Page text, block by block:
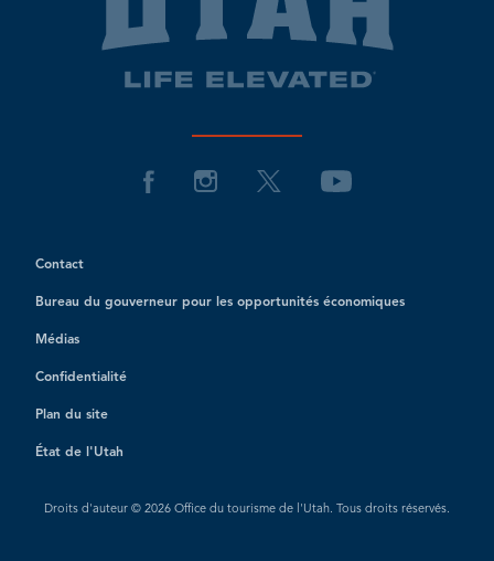
Contact
Bureau du gouverneur pour les opportunités économiques
Médias
Confidentialité
Plan du site
État de l'Utah
Droits d'auteur © 2026 Office du tourisme de l'Utah. Tous droits réservés.